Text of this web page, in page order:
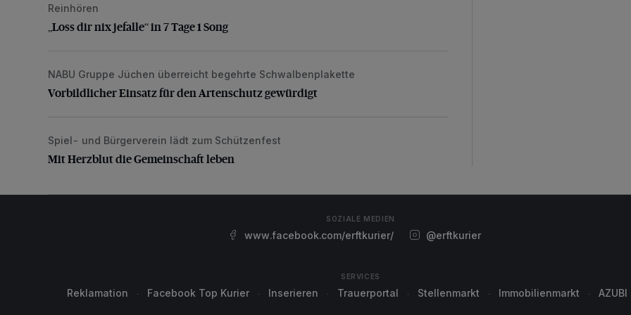
„Loss dir nix jefalle“ in 7 Tage 1 Song
Reinhören
„Loss dir nix jefalle“ in 7 Tage 1 Song
Vorbildlicher Einsatz für den Artenschutz gewürdigt
NABU Gruppe Jüchen überreicht begehrte Schwalbenplakette
Vorbildlicher Einsatz für den Artenschutz gewürdigt
Mit Herzblut die Gemeinschaft leben
Spiel- und Bürgerverein lädt zum Schützenfest
Mit Herzblut die Gemeinschaft leben
SOZIALE MEDIEN
www.facebook.com/erftkurier/ @erftkurier
SERVICES
Reklamation Facebook Top Kurier Inserieren Trauerportal Stellenmarkt Immobilienmarkt AZUBI